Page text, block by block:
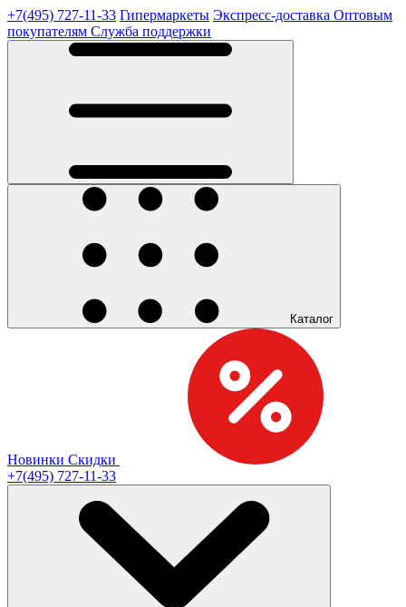
+7(495) 727-11-33 Гипермаркеты Экспресс-доставка Оптовым
покупателям Служба поддержки
Каталог
Новинки Скидки
+7(495) 727-11-33